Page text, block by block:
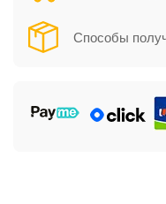
Способы